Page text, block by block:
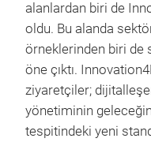
alanlardan biri de
oldu. Bu alanda
örneklerinden biri de
öne çıktı.
ziyaretçiler;
yönetiminin
tespitindeki yeni